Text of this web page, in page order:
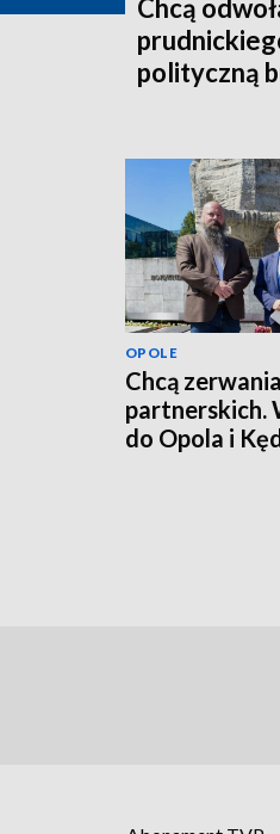
Chcą
polityczną
OPOLE
Chcą
partnerskich.
do Opola i